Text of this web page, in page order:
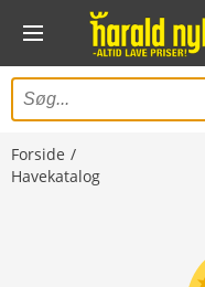
Forside
Havekatalog